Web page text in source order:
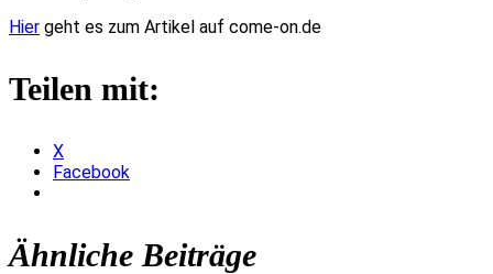
Hier geht es zum Artikel auf come-on.de
Teilen mit:
X
Facebook
Ähnliche Beiträge